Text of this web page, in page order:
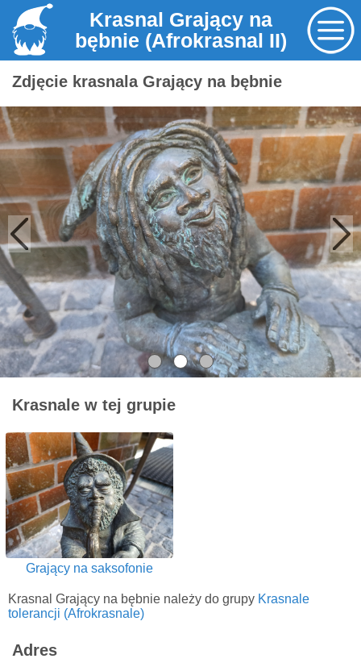
Krasnal Grający na
bębnie (Afrokrasnal II)
Zdjęcie krasnala Grający na bębnie
Krasnale w tej grupie
Grający na saksofonie
Krasnal Grający na bębnie należy do grupy Krasnale
tolerancji (Afrokrasnale)
Adres